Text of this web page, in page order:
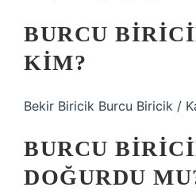
BURCU
KIM?
Bekir Biricik Burcu Biricik /
BURCU
DOĞURDU